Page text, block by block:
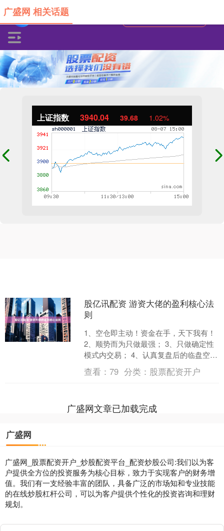
上证指数 3940.04 39.68 1.02%
广盛网 相关话题
股亿讯配资 游资大佬的盈利核心法
则
1、空仓即主动！资金在手，天下我有！
2、顺势而为只做最强； 3、只做确定性
模式内交易； 4、认真复盘后的临盘空灵
一脚； 5、超短的本质是接力——弱转
强、强更强....
查看：79 分类： 股票配资开户
广盛网文章已加载完成
广盛网
广盛网_股票配资开户_炒股配资平台_配资炒股公司:我们以为客
户提供全方位的投资服务为核心目标，致力于实现客户的财务增
值。我们有一支经验丰富的团队，具备广泛的市场知和专业技能
的在线炒股杠杆公司，可以为客户提供个性化的投资咨询和理财
规划。